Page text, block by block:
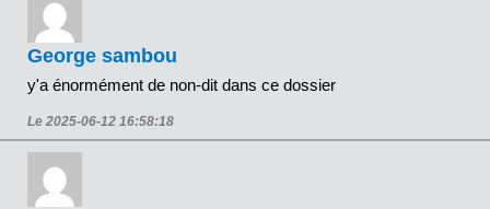
George sambou
y'a énormément de non-dit dans ce dossier
Le 2025-06-12 16:58:18